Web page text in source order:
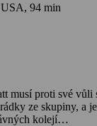
94 min
musí proti své vůli
ze skupiny, a
kolejí…